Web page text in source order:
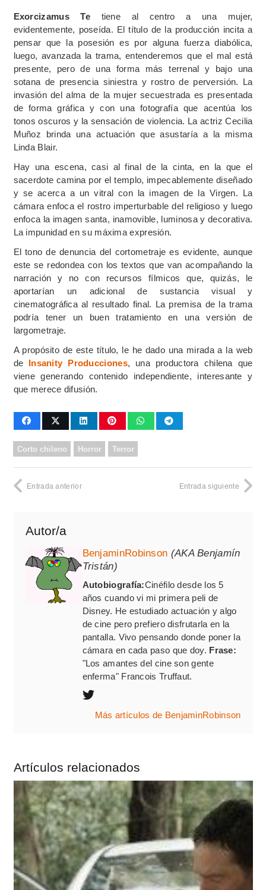
Exorcizamus Te tiene al centro a una mujer,
evidentemente, poseída. El título de la producción incita a
pensar que la posesión es por alguna fuerza diabólica,
luego, avanzada la trama, entenderemos que el mal está
presente, pero de una forma más terrenal y bajo una
sotana de presencia siniestra y rostro de perversión. La
invasión del alma de la mujer secuestrada es presentada
de forma gráfica y con una fotografía que acentúa los
tonos oscuros y la sensación de violencia. La actriz Cecilia
Muñoz brinda una actuación que asustaría a la misma
Linda Blair.
Hay una escena, casi al final de la cinta, en la que el
sacerdote camina por el templo, impecablemente diseñado
y se acerca a un vitral con la imagen de la Virgen. La
cámara enfoca el rostro imperturbable del religioso y luego
enfoca la imagen santa, inamovible, luminosa y decorativa.
La impunidad en su máxima expresión.
El tono de denuncia del cortometraje es evidente, aunque
este se redondea con los textos que van acompañando la
narración y no con recursos fílmicos que, quizás, le
aportarían un adicional de sustancia visual y
cinematográfica al resultado final. La premisa de la trama
podría tener un buen tratamiento en una versión de
largometraje.
A propósito de este título, le he dado una mirada a la web
de Insanity Producciones, una productora chilena que
viene generando contenido independiente, interesante y
que merece difusión.
Corto chileno Horror Terror
Entrada anterior Entrada siguiente
Autor/a
BenjaminRobinson (AKA Benjamín
Tristán)
Autobiografía:Cinéfilo desde los 5
años cuando vi mi primera peli de
Disney. He estudiado actuación y algo
de cine pero prefiero disfrutarla en la
pantalla. Vivo pensando donde poner la
cámara en cada paso que doy. Frase:
"Los amantes del cine son gente
enferma" Francois Truffaut.
Más artículos de BenjaminRobinson
Artículos relacionados